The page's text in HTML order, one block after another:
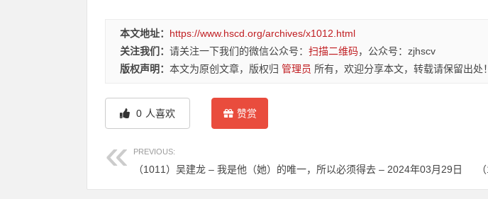
本文地址： https://www.hscd.org/archives/x1012.html
关注我们： 请关注一下我们的微信公众号： 扫描二维码，公众号：zjhscv
版权声明： 本文为原创文章，版权归 管理员 所有，欢迎分享本文，转载请保留出处！
0 人喜欢 赞赏
PREVIOUS:
（1011）吴建龙 – 我是他（她）的唯一，所以必须得去 – 2024年03月29日